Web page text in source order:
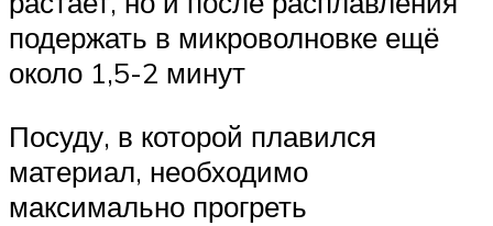
подержать в микроволновке ещё
около 1,5-2 минут
Посуду, в которой плавился
материал, необходимо
максимально прогреть